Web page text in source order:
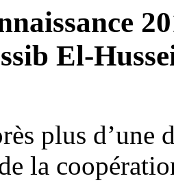
El-
plus d’une
la